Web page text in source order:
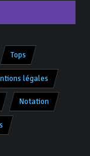
Tops
légales
Notation